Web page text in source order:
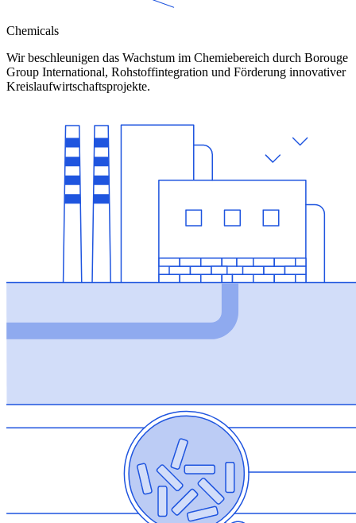
Chemicals
Wir beschleunigen das Wachstum im Chemiebereich durch Borouge
Group International, Rohstoffintegration und Förderung innovativer
Kreislaufwirtschaftsprojekte.